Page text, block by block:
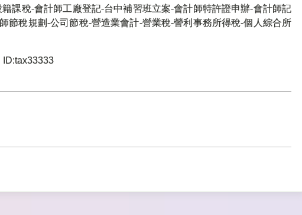
課稅-會計師工廠登記-台中補習班立案-會計師特許證申辦-會計師記
節稅規劃-公司節稅-營造業會計-營業稅-謍利事務所得稅-個人綜合所
ID:tax33333